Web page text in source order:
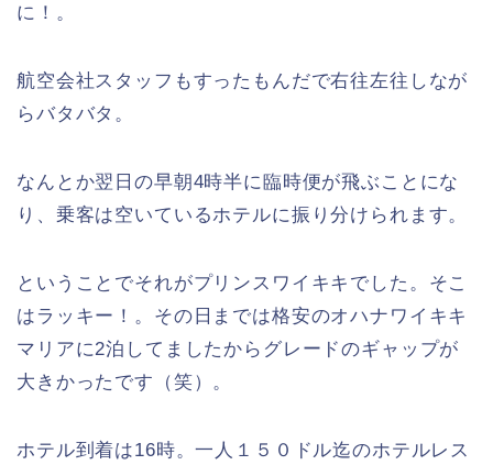
に！。
航空会社スタッフもすったもんだで右往左往しなが
らバタバタ。
なんとか翌日の早朝4時半に臨時便が飛ぶことにな
り、乗客は空いているホテルに振り分けられます。
ということでそれがプリンスワイキキでした。そこ
はラッキー！。その日までは格安のオハナワイキキ
マリアに2泊してましたからグレードのギャップが
大きかったです（笑）。
ホテル到着は16時。一人１５０ドル迄のホテルレス